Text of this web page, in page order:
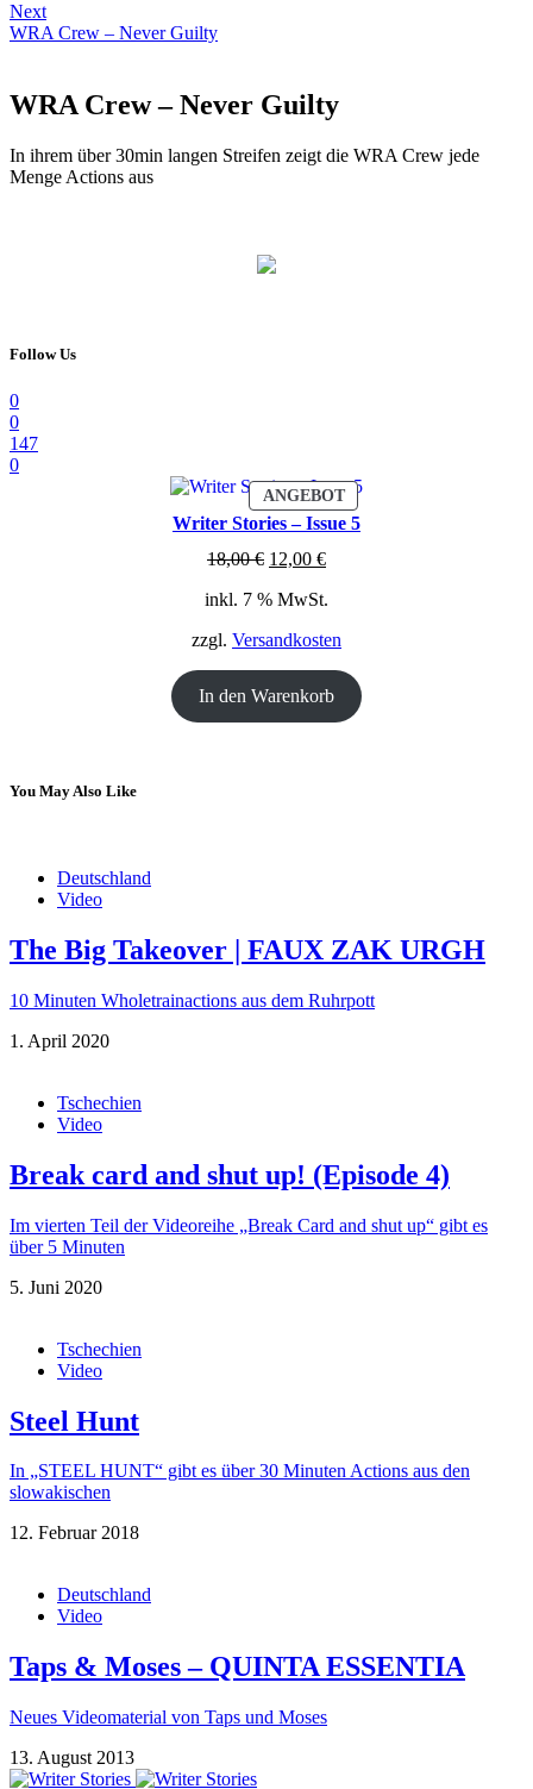
Next
WRA Crew – Never Guilty
WRA Crew – Never Guilty
In ihrem über 30min langen Streifen zeigt die WRA Crew jede
Menge Actions aus
Follow Us
0
0
147
0
ANGEBOTPRODUKT
IM
ANGEBOT
Writer Stories – Issue 5
18,00€ Ursprünglicher
war:
12,00 €Aktueller
ist:
inkl. 7 % MwSt.
zzgl. Versandkosten
In den Warenkorb
You May Also Like
Deutschland
Video
The Big Takeover | FAUX ZAK URGH
10 Minuten Wholetrainactions aus dem Ruhrpott
1. April 2020
Tschechien
Video
Break card and shut up! (Episode 4)
Im vierten Teil der Videoreihe „Break Card and shut up“ gibt es
über 5 Minuten
5. Juni 2020
Tschechien
Video
Steel Hunt
In „STEEL HUNT“ gibt es über 30 Minuten Actions aus den
slowakischen
12. Februar 2018
Deutschland
Video
Taps & Moses – QUINTA ESSENTIA
Neues Videomaterial von Taps und Moses
13. August 2013